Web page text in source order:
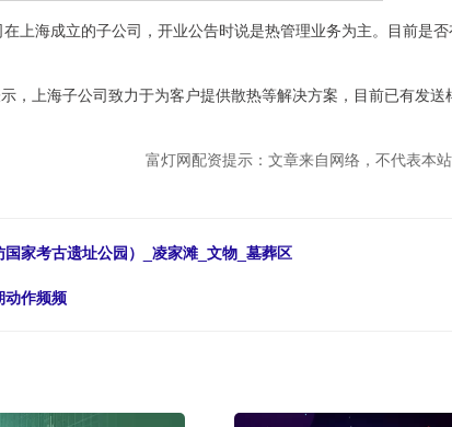
海成立的子公司，开业公告时说是热管理业务为主。目前是
上海子公司致力于为客户提供散热等解决方案，目前已有发送
富灯网配资提示：文章来自网络，不代表本站
家考古遗址公园）_凌家滩_文物_墓葬区
动作频频